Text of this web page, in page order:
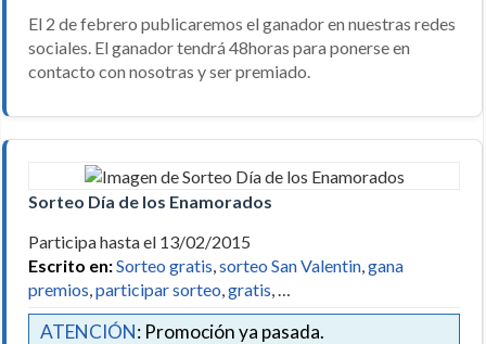
El 2 de febrero publicaremos el ganador en nuestras redes
sociales. El ganador tendrá 48horas para ponerse en
contacto con nosotras y ser premiado.
Sorteo Día de los Enamorados
Participa hasta el 13/02/2015
Escrito en:Sorteo gratis,sorteo San Valentin,gana
premios,participar sorteo,gratis, …
ATENCIÓN: Promoción ya pasada.